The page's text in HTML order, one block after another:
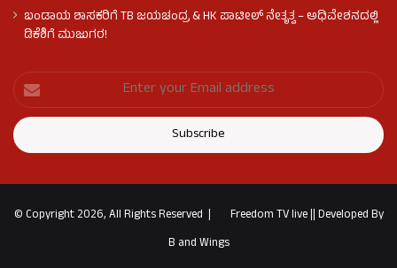
ಬಂಡಾಯ ಶಾಸಕರಿಗೆ TB ಜಯಚಂದ್ರ & HK ಪಾಟೀಲ್ ನೇತೃತ್ವ – ಅಧಿವೇಶನದಲ್ಲಿ
ಡಿಕೆಶಿಗೆ ಮುಜುಗರ!
© Copyright 2026, All Rights Reserved | Freedom TV live||Developed By
B and Wings